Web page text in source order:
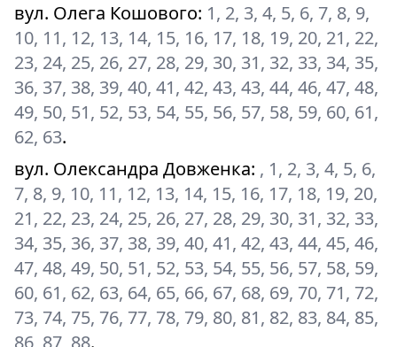
вул. Олега Кошового: 1, 2, 3, 4, 5, 6, 7, 8, 9,
10, 11, 12, 13, 14, 15, 16, 17, 18, 19, 20, 21, 22,
23, 24, 25, 26, 27, 28, 29, 30, 31, 32, 33, 34, 35,
36, 37, 38, 39, 40, 41, 42, 43, 43, 44, 46, 47, 48,
49, 50, 51, 52, 53, 54, 55, 56, 57, 58, 59, 60, 61,
62, 63.
вул. Олександра Довженка: , 1, 2, 3, 4, 5, 6,
7, 8, 9, 10, 11, 12, 13, 14, 15, 16, 17, 18, 19, 20,
21, 22, 23, 24, 25, 26, 27, 28, 29, 30, 31, 32, 33,
34, 35, 36, 37, 38, 39, 40, 41, 42, 43, 44, 45, 46,
47, 48, 49, 50, 51, 52, 53, 54, 55, 56, 57, 58, 59,
60, 61, 62, 63, 64, 65, 66, 67, 68, 69, 70, 71, 72,
73, 74, 75, 76, 77, 78, 79, 80, 81, 82, 83, 84, 85,
86, 87, 88.